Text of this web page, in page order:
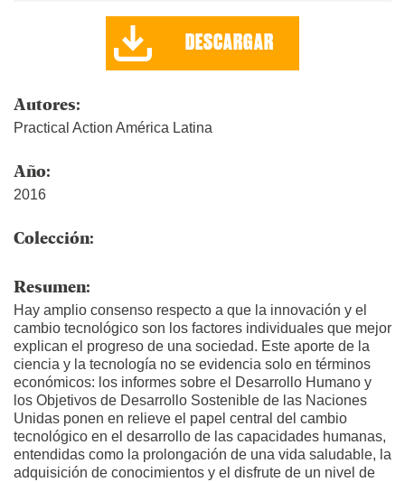
DESCARGAR
Autores:
Practical Action América Latina
Año:
2016
Colección:
Resumen:
Hay amplio consenso respecto a que la innovación y el
cambio tecnológico son los factores individuales que mejor
explican el progreso de una sociedad. Este aporte de la
ciencia y la tecnología no se evidencia solo en términos
económicos: los informes sobre el Desarrollo Humano y
los Objetivos de Desarrollo Sostenible de las Naciones
Unidas ponen en relieve el papel central del cambio
tecnológico en el desarrollo de las capacidades humanas,
entendidas como la prolongación de una vida saludable, la
adquisición de conocimientos y el disfrute de un nivel de